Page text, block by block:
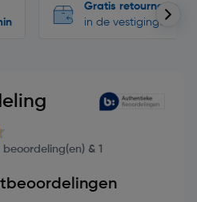
Gratis retourneren
in de vestigingen
& 1